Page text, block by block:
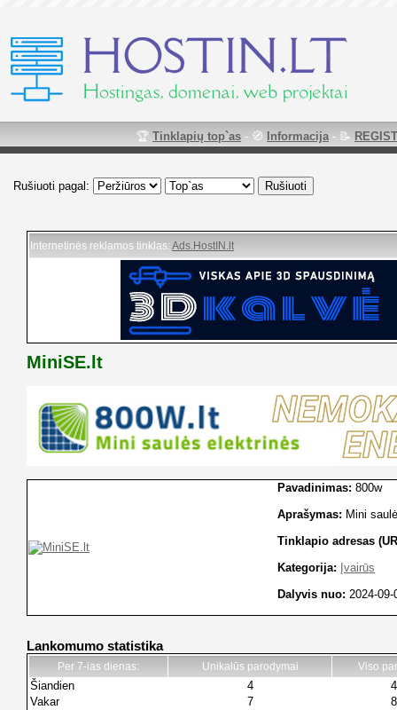
🏆 Tinklapių top`as - 🧭 Informacija- 📝
Rušiuoti pagal:
Internetinės reklamos tinklas: Ads.HostIN.lt
MiniSE.lt
Pavadinimas: 800w
Aprašymas: Mini
Tinklapio adresas
Kategorija: Įvairūs
Dalyvis nuo: 2024-09-
Lankomumo statistika
Per 7-ias dienas: Unikalūs parodymai Viso
Šiandien 4
4
Vakar
7
8